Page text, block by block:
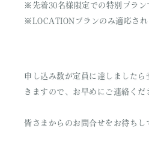
※先着30名様限定での特別プラン
※LOCATIONプランのみ適応され
申し込み数が定員に達しました
きますので、お早めにご連絡くだ
皆さまからのお問合せをお待ちし